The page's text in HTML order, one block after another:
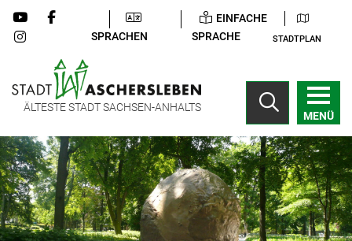
SPRACHEN
EINFACHE
SPRACHE
STADTPLAN
ÄLTESTE STADT SACHSEN-ANHALTS
MENÜ